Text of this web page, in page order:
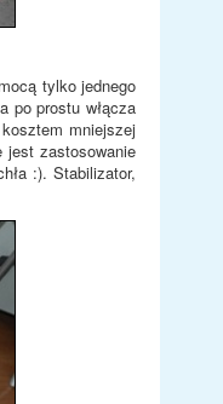
tylko jednego
po prostu włącza
mniejszej
zastosowanie
:). Stabilizator,